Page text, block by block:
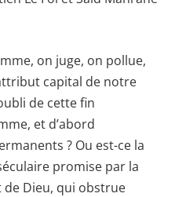
on juge, on pollue,
capital de notre
de cette fin
et d’abord
? Ou est-ce la
promise par la
de Dieu, qui obstrue